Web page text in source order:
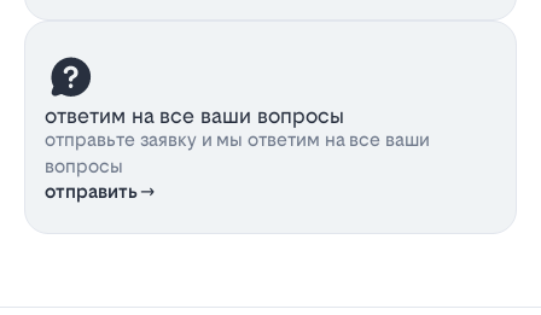
ответим на все ваши вопросы
отправьте заявку и мы ответим на все ваши
вопросы
отправить